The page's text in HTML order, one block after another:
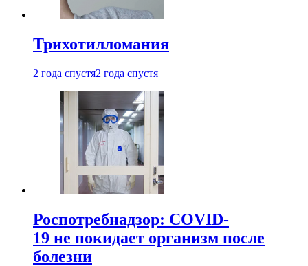
Трихотилломания
2 года спустя2 года спустя
Роспотребнадзор: COVID-
19 не покидает организм после
болезни